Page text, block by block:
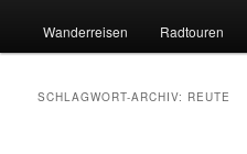
Wanderreisen Radtouren
SCHLAGWORT-ARCHIV: REUTE